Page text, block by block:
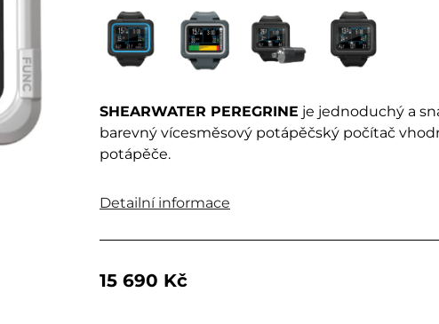
SHEARWATER PEREGRINE je jednoduchý a
barevný vícesměsový potápěčský počítač
potápěče.
Detailní informace
15 690 Kč